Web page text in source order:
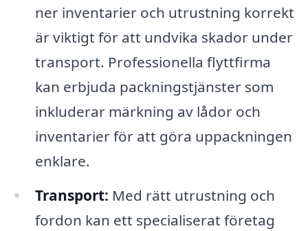
ner inventarier och utrustning korrekt
är viktigt för att undvika skador under
transport. Professionella flyttfirma
kan erbjuda packningstjänster som
inkluderar märkning av lådor och
inventarier för att göra uppackningen
enklare.
Transport: Med rätt utrustning och
fordon kan ett specialiserat företag